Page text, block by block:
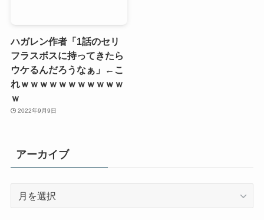
ハガレン作者「1話のセリ
フラスボスに持ってきたら
ウケるんだろうなぁ」←こ
れｗｗｗｗｗｗｗｗｗｗｗ
ｗ
2022年9月9日
アーカイブ